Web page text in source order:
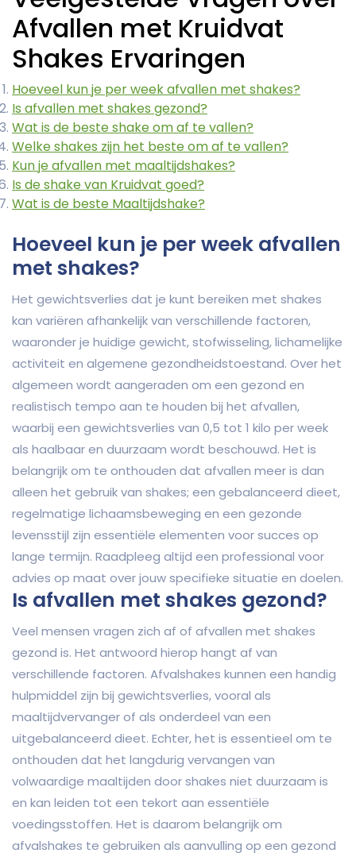
Afvallen met Kruidvat
Shakes Ervaringen
Hoeveel kun je per week afvallen met shakes?
Is afvallen met shakes gezond?
Wat is de beste shake om af te vallen?
Welke shakes zijn het beste om af te vallen?
Kun je afvallen met maaltijdshakes?
Is de shake van Kruidvat goed?
Wat is de beste Maaltijdshake?
Hoeveel kun je per week afvallen
met shakes?
Het gewichtsverlies dat je kunt bereiken met shakes
kan variëren afhankelijk van verschillende factoren,
waaronder je huidige gewicht, stofwisseling, lichamelijke
activiteit en algemene gezondheidstoestand. Over het
algemeen wordt aangeraden om een gezond en
realistisch tempo aan te houden bij het afvallen,
waarbij een gewichtsverlies van 0,5 tot 1 kilo per week
als haalbaar en duurzaam wordt beschouwd. Het is
belangrijk om te onthouden dat afvallen meer is dan
alleen het gebruik van shakes; een gebalanceerd dieet,
regelmatige lichaamsbeweging en een gezonde
levensstijl zijn essentiële elementen voor succes op
lange termijn. Raadpleeg altijd een professional voor
advies op maat over jouw specifieke situatie en doelen.
Is afvallen met shakes gezond?
Veel mensen vragen zich af of afvallen met shakes
gezond is. Het antwoord hierop hangt af van
verschillende factoren. Afvalshakes kunnen een handig
hulpmiddel zijn bij gewichtsverlies, vooral als
maaltijdvervanger of als onderdeel van een
uitgebalanceerd dieet. Echter, het is essentieel om te
onthouden dat het langdurig vervangen van
volwaardige maaltijden door shakes niet duurzaam is
en kan leiden tot een tekort aan essentiële
voedingsstoffen. Het is daarom belangrijk om
afvalshakes te gebruiken als aanvulling op een gezond